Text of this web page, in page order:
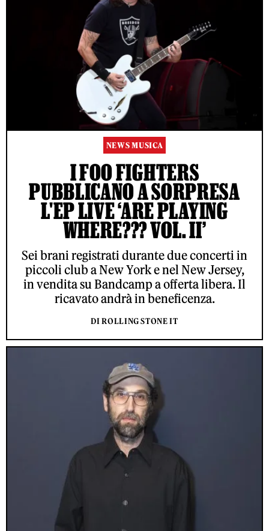
NEWS MUSICA
I FOO FIGHTERS
PUBBLICANO A SORPRESA
L'EP LIVE ‘ARE PLAYING
WHERE??? VOL. II’
Sei brani registrati durante due concerti in
piccoli club a New York e nel New Jersey,
in vendita su Bandcamp a offerta libera. Il
ricavato andrà in beneficenza.
DI ROLLING STONE IT